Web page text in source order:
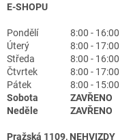
E-SHOPU
Pondělí
8:00 - 16:00
Úterý
8:00 - 17:00
Středa
8:00 - 16:00
Čtvrtek
8:00 - 17:00
Pátek
8:00 - 15:00
Sobota
ZAVŘENO
Neděle
ZAVŘENO
Pražská 1109, NEHVIZDY